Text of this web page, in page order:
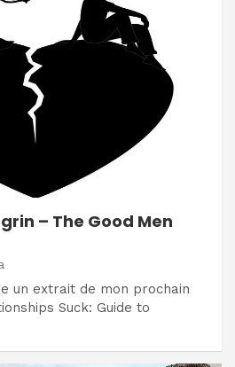
– The Good Men
un extrait de mon prochain
Suck: Guide to